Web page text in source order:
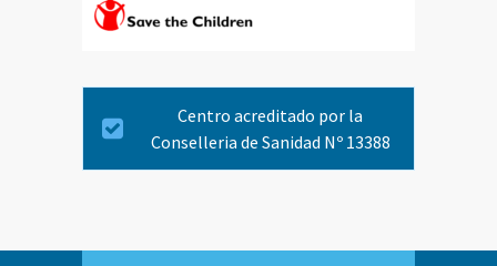
Centro acreditado por la
Conselleria de Sanidad Nº 13388